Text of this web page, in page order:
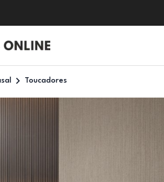
Toucadores